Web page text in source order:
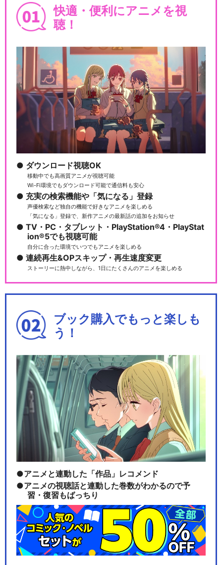
ズン）
WEBアニメ アイカツオンパレ
ード！
アイカツプラネット！
劇場版アイカツプラネット！
OVIE -出…
快適・便利にアニメを視
聴！
ダウンロード視聴OK
移動中でも高画質アニメが視聴可能
Wi-Fi環境でもダウンロード可能で通信料も安心
充実の検索機能や「気になる」登録
声優検索など独自の機能で好きなアニメを楽しめる
「気になる」登録で、新作アニメの最新話の追加をお知らせ
TV・PC・タブレット・PlayStation®4・PlayStat
ion®5でも視聴可能
自分に合った環境でいつでもアニメを楽しめる
連続再生&OPスキップ・再生速度変更
ストーリーに熱中しながら、1日にたくさんのアニメを楽しめる
ブック購入でもっと楽しも
う！
アニメと連動した「作品」レコメンド
アニメの視聴話と連動した巻数がわかるので予
習・復習もばっちり